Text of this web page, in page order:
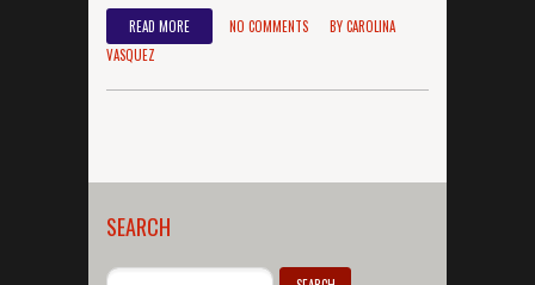
READ MORE NO COMMENTS BYCAROLINA
VASQUEZ
SEARCH